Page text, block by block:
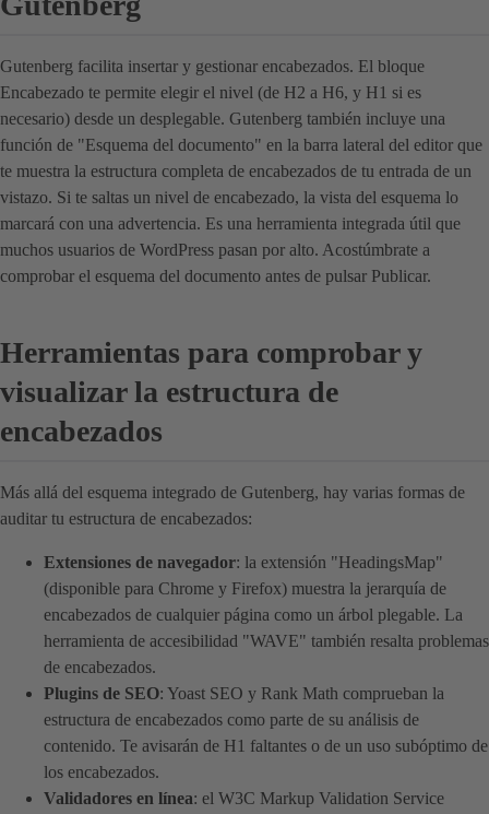
Gutenberg facilita insertar y gestionar encabezados. El bloque
Encabezado te permite elegir el nivel (de H2 a H6, y H1 si es
necesario) desde un desplegable. Gutenberg también incluye una
función de "Esquema del documento" en la barra lateral del editor que
te muestra la estructura completa de encabezados de tu entrada de un
vistazo. Si te saltas un nivel de encabezado, la vista del esquema lo
marcará con una advertencia. Es una herramienta integrada útil que
muchos usuarios de WordPress pasan por alto. Acostúmbrate a
comprobar el esquema del documento antes de pulsar Publicar.
Herramientas para comprobar y
visualizar la estructura de
encabezados
Más allá del esquema integrado de Gutenberg, hay varias formas de
auditar tu estructura de encabezados:
Extensiones de navegador: la extensión "HeadingsMap"
(disponible para Chrome y Firefox) muestra la jerarquía de
encabezados de cualquier página como un árbol plegable. La
herramienta de accesibilidad "WAVE" también resalta problemas
de encabezados.
Plugins de SEO: Yoast SEO y Rank Math comprueban la
estructura de encabezados como parte de su análisis de
contenido. Te avisarán de H1 faltantes o de un uso subóptimo de
los encabezados.
Validadores en línea: el W3C Markup Validation Service